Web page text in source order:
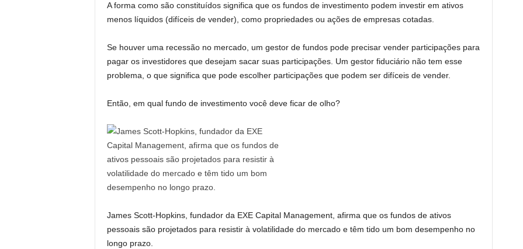
A forma como são constituídos significa que os fundos de investimento podem investir em ativos
menos líquidos (difíceis de vender), como propriedades ou ações de empresas cotadas.
Se houver uma recessão no mercado, um gestor de fundos pode precisar vender participações para
pagar os investidores que desejam sacar suas participações. Um gestor fiduciário não tem esse
problema, o que significa que pode escolher participações que podem ser difíceis de vender.
Então, em qual fundo de investimento você deve ficar de olho?
James Scott-Hopkins, fundador da EXE Capital Management, afirma que os fundos de ativos
pessoais são projetados para resistir à volatilidade do mercado e têm tido um bom desempenho no
longo prazo.